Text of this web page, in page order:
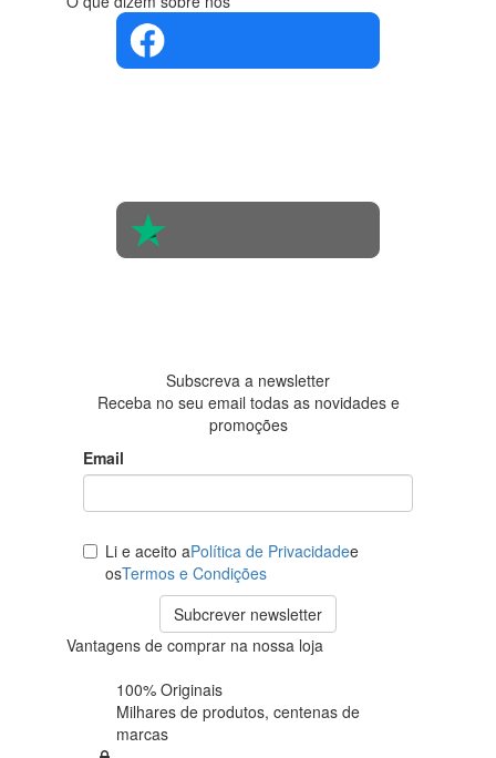
Subscreva a newsletter
Receba no seu email todas as novidades e
promoções
Email
Li e aceito aPolítica de Privacidadee
osTermos e Condições
Subcrever newsletter
Vantagens de comprar na nossa loja
100% Originais
Milhares de produtos, centenas de
marcas